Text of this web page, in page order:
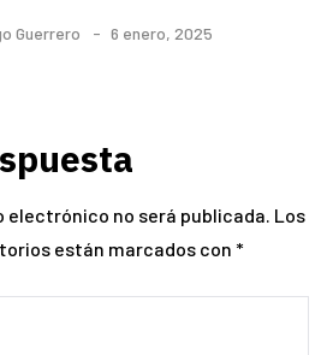
Guerrero 6 enero, 2025
electrónico no será publicada. Los
están marcados con *